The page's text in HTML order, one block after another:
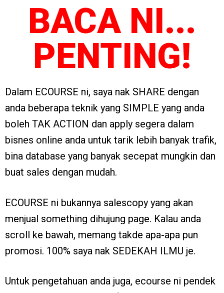
BACA NI...
PENTING!
Dalam ECOURSE ni, saya nak SHARE dengan
anda beberapa teknik yang SIMPLE yang anda
boleh TAK ACTION dan apply segera dalam
bisnes online anda untuk tarik lebih banyak trafik,
bina database yang banyak secepat mungkin dan
buat sales dengan mudah.
ECOURSE ni bukannya salescopy yang akan
menjual something dihujung page. Kalau anda
scroll ke bawah, memang takde apa-apa pun
promosi. 100% saya nak SEDEKAH ILMU je.
Untuk pengetahuan anda juga, ecourse ni pendek